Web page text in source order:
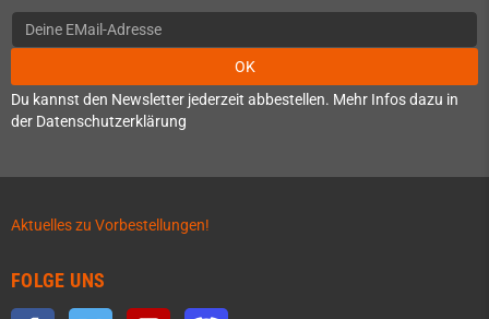
OK
Du kannst den Newsletter jederzeit abbestellen. Mehr Infos dazu in
der Datenschutzerklärung
Aktuelles zu Vorbestellungen!
FOLGE UNS